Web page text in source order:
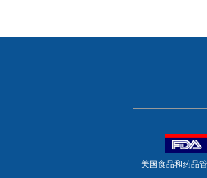
美国食品和药品